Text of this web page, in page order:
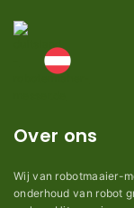
Over ons
Wij van robotmaaier-
onderhoud van robot